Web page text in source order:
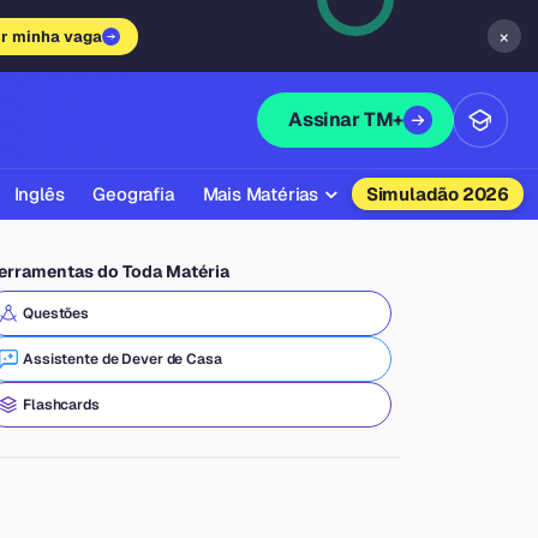
minha vaga ×
Assinar TM+
Inglês Geografia Mais Matérias
Química
Física
Filosofia
Simuladão 2026
do Toda Matéria
Questões
Assistente de Dever de Casa
Flashcards